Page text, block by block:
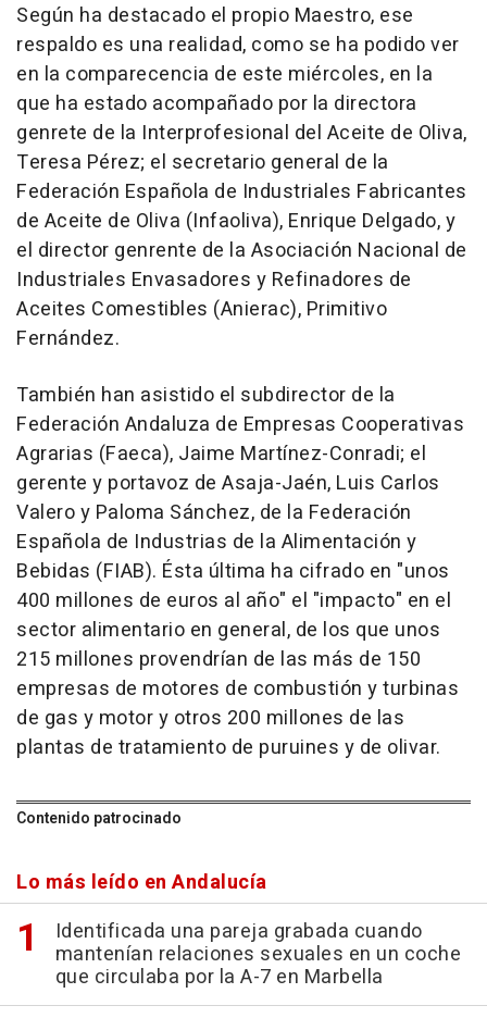
Según ha destacado el propio Maestro, ese
respaldo es una realidad, como se ha podido ver
en la comparecencia de este miércoles, en la
que ha estado acompañado por la directora
genrete de la Interprofesional del Aceite de Oliva,
Teresa Pérez; el secretario general de la
Federación Española de Industriales Fabricantes
de Aceite de Oliva (Infaoliva), Enrique Delgado, y
el director genrente de la Asociación Nacional de
Industriales Envasadores y Refinadores de
Aceites Comestibles (Anierac), Primitivo
Fernández.
También han asistido el subdirector de la
Federación Andaluza de Empresas Cooperativas
Agrarias (Faeca), Jaime Martínez-Conradi; el
gerente y portavoz de Asaja-Jaén, Luis Carlos
Valero y Paloma Sánchez, de la Federación
Española de Industrias de la Alimentación y
Bebidas (FIAB). Ésta última ha cifrado en "unos
400 millones de euros al año" el "impacto" en el
sector alimentario en general, de los que unos
215 millones provendrían de las más de 150
empresas de motores de combustión y turbinas
de gas y motor y otros 200 millones de las
plantas de tratamiento de puruines y de olivar.
Contenido patrocinado
Lo más leído en Andalucía
Identificada una pareja grabada cuando
mantenían relaciones sexuales en un coche
que circulaba por la A-7 en Marbella